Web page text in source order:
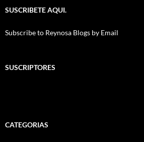
SUSCRIBETE AQUI.
Subscribe to Reynosa Blogs by Email
SUSCRIPTORES
CATEGORIAS